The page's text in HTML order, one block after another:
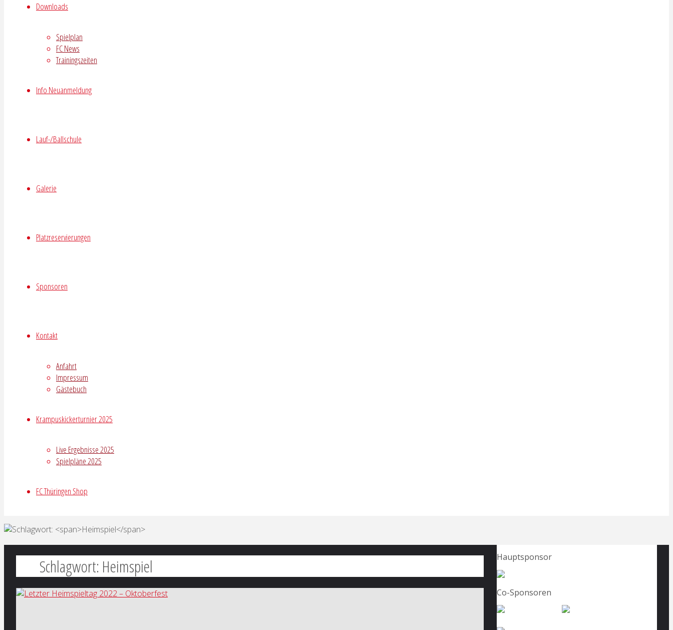
Downloads
Spielplan
FC News
Trainingszeiten
Info Neuanmeldung
Lauf-/Ballschule
Galerie
Platzreservierungen
Sponsoren
Kontakt
Anfahrt
Impressum
Gästebuch
Krampuskickerturnier 2025
Live Ergebnisse 2025
Spielpläne 2025
FC Thüringen Shop
Schlagwort: Heimspiel Hauptsponsor
Co-Sponsoren